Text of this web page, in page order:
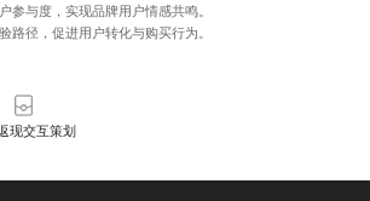
参与度，实现品牌用户情感共鸣。
路径，促进用户转化与购买行为。
现交互策划